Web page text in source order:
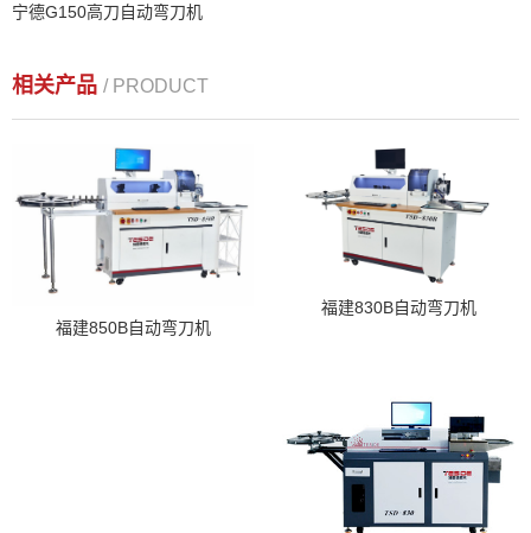
宁德G150高刀自动弯刀机
相关产品 / PRODUCT
福建850B自动弯刀机
福建830B自动弯刀机